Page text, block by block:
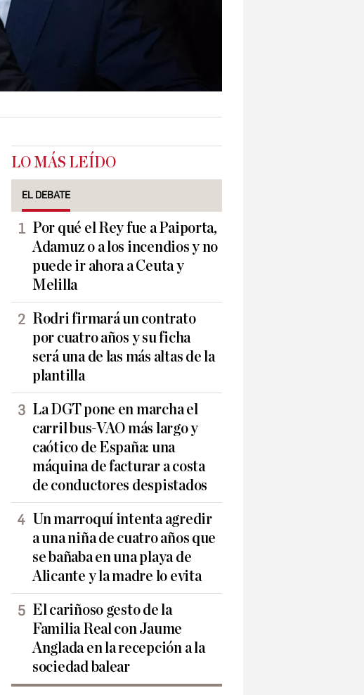
LO MÁS LEÍDO
EL DEBATE
Por qué el Rey fue a Paiporta,
Adamuz o a los incendios y no
puede ir ahora a Ceuta y
Melilla
Rodri firmará un contrato
por cuatro años y su ficha
será una de las más altas de la
plantilla
La DGT pone en marcha el
carril bus-VAO más largo y
caótico de España: una
máquina de facturar a costa
de conductores despistados
Un marroquí intenta agredir
a una niña de cuatro años que
se bañaba en una playa de
Alicante y la madre lo evita
El cariñoso gesto de la
Familia Real con Jaume
Anglada en la recepción a la
sociedad balear